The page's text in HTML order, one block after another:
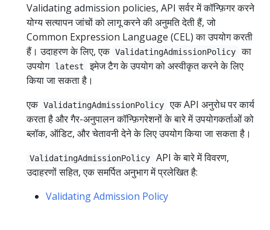
Validating admission policies, API सर्वर में कॉन्फ़िगर करने
योग्य सत्यापन जांचों को लागू करने की अनुमति देती हैं, जो
Common Expression Language (CEL) का उपयोग करती
हैं। उदाहरण के लिए, एक ValidatingAdmissionPolicy का
उपयोग latest
इमेज टैग के उपयोग को अस्वीकृत करने के लिए
किया जा सकता है।
एक ValidatingAdmissionPolicy एक API अनुरोध पर कार्य
करता है और गैर-अनुपालन कॉन्फ़िगरेशनों के बारे में उपयोगकर्ताओं को
ब्लॉक, ऑडिट, और चेतावनी देने के लिए उपयोग किया जा सकता है।
ValidatingAdmissionPolicy
API के बारे में विवरण,
उदाहरणों सहित, एक समर्पित अनुभाग में प्रलेखित है:
Validating Admission Policy